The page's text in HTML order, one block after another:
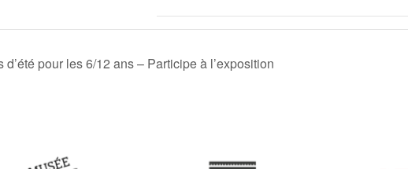
d’été pour les 6/12 ans – Participe à l’exposition